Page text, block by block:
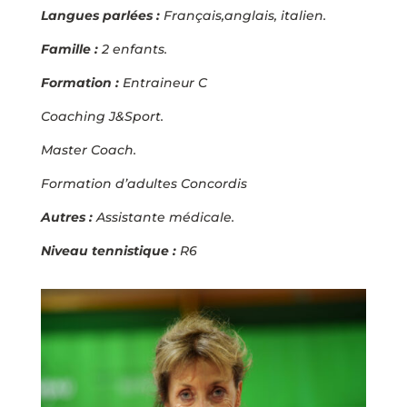
Langues parlées : Français,anglais, italien.
Famille : 2 enfants.
Formation : Entraineur C
Coaching J&Sport.
Master Coach.
Formation d’adultes Concordis
Autres : Assistante médicale.
Niveau tennistique : R6